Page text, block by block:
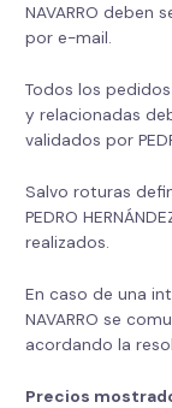
NAVARRO deben
por e-mail.
Todos los
y relacionadas
validados por
Salvo roturas
PEDRO
realizados.
En caso de una
NAVARRO se
acordando la
Precios